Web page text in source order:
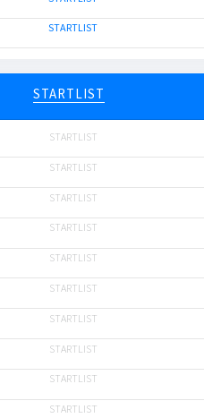
STARTLIST
STARTLIST
STARTLIST
STARTLIST
STARTLIST
STARTLIST
STARTLIST
STARTLIST
STARTLIST
STARTLIST
STARTLIST
STARTLIST